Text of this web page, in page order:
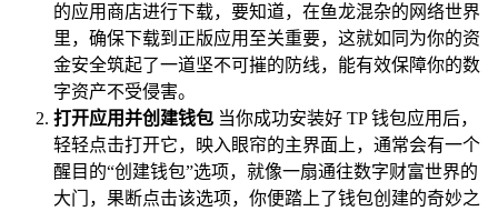
的应用商店进行下载，要知道，在鱼龙混杂的网络世界
里，确保下载到正版应用至关重要，这就如同为你的资
金安全筑起了一道坚不可摧的防线，能有效保障你的数
字资产不受侵害。
打开应用并创建钱包 当你成功安装好 TP 钱包应用后，
轻轻点击打开它，映入眼帘的主界面上，通常会有一个
醒目的“创建钱包”选项，就像一扇通往数字财富世界的
大门，果断点击该选项，你便踏上了钱包创建的奇妙之